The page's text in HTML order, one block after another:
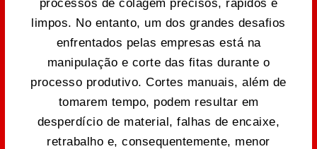
processos de colagem precisos, rápidos e
limpos. No entanto, um dos grandes desafios
enfrentados pelas empresas está na
manipulação e corte das fitas durante o
processo produtivo. Cortes manuais, além de
tomarem tempo, podem resultar em
desperdício de material, falhas de encaixe,
retrabalho e, consequentemente, menor